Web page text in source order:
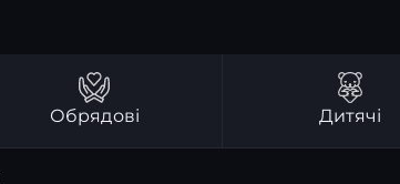
Обрядові Дитячі